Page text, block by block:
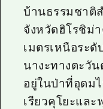
บ้านธรรมชาติ
จังหวัดฮิโรชิม่า
เมตรเหนือระ
นางะทางตะวั
อยู่ในป่าที่อุดม
เรียวคุโยะแล